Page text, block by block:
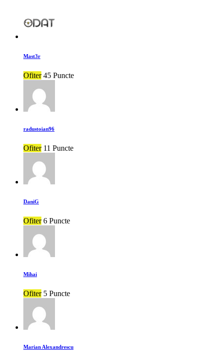
Mast3r
Ofiter 45 Puncte
radustoian96
Ofiter 11 Puncte
DaniG
Ofiter 6 Puncte
Mihai
Ofiter 5 Puncte
Marian Alexandrescu